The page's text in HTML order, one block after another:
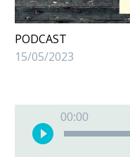
PODCAST
15/05/2023
Πρόγραμμα
Αναπαραγωγής
Ήχου
00:00